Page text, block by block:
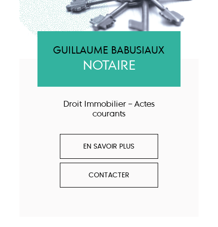
GUILLAUME BABUSIAUX
NOTAIRE
Droit Immobilier – Actes
courants
EN SAVOIR PLUS
CONTACTER